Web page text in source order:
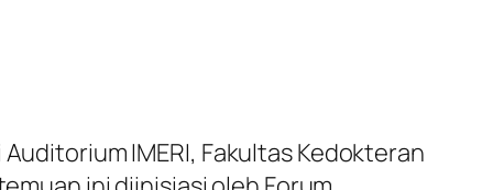
IMERI, Fakultas Kedokteran